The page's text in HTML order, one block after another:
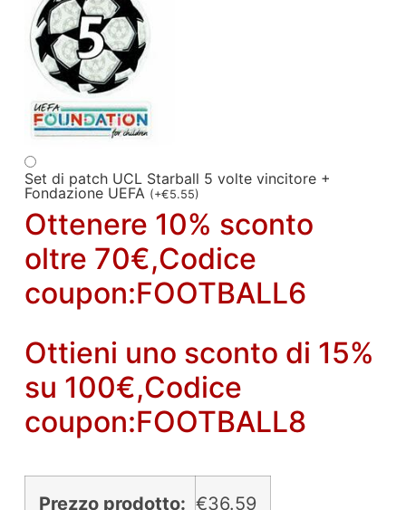
Set di patch UCL Starball 5 volte vincitore +
Fondazione UEFA (+€5.55)
Ottenere 10% sconto
oltre 70€,Codice
coupon:FOOTBALL6
Ottieni uno sconto di 15%
su 100€,Codice
coupon:FOOTBALL8
Prezzo prodotto: €36.59